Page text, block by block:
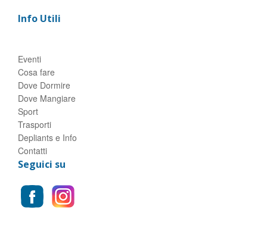
Info Utili
Eventi
Cosa fare
Dove Dormire
Dove Mangiare
Sport
Trasporti
Depliants e Info
Contatti
Seguici su